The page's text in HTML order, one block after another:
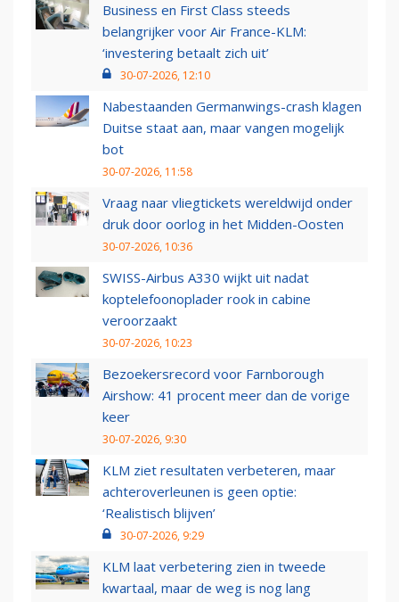
Business en First Class steeds
belangrijker voor Air France-KLM:
‘investering betaalt zich uit’
30-07-2026, 12:10
Nabestaanden Germanwings-crash klagen
Duitse staat aan, maar vangen mogelijk
bot
30-07-2026, 11:58
Vraag naar vliegtickets wereldwijd onder
druk door oorlog in het Midden-Oosten
30-07-2026, 10:36
SWISS-Airbus A330 wijkt uit nadat
koptelefoonoplader rook in cabine
veroorzaakt
30-07-2026, 10:23
Bezoekersrecord voor Farnborough
Airshow: 41 procent meer dan de vorige
keer
30-07-2026, 9:30
KLM ziet resultaten verbeteren, maar
achteroverleunen is geen optie:
‘Realistisch blijven’
30-07-2026, 9:29
KLM laat verbetering zien in tweede
kwartaal, maar de weg is nog lang